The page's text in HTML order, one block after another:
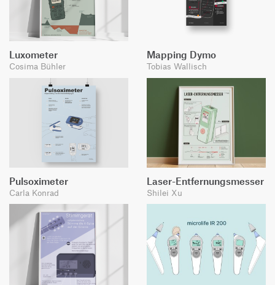
Luxometer
Cosima Bühler
Mapping Dymo
Tobias Wallisch
Pulsoximeter
Carla Konrad
Laser-Entfernungsmesser
Shilei Xu